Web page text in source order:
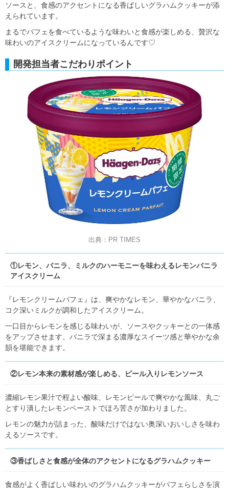
ソースと、食感のアクセントになる香ばしいグラハムクッキーが添
えられています。
まるでパフェを食べているような味わいと食感が楽しめる、贅沢な
味わいのアイスクリームになっているんです♡
開発担当者こだわりポイント
出典：PR TIMES
①レモン、バニラ、ミルクのハーモニーを味わえるレモンバニラ
アイスクリーム
『レモンクリームパフェ』は、爽やかなレモン、華やかなバニラ、
コク深いミルクが調和したアイスクリーム。
一口目からレモンを感じる味わいが、ソースやクッキーとの一体感
をアップさせます。バニラで深まる濃厚なスイーツ感と華やかな余
韻を堪能できます。
②レモン本来の素材感が楽しめる、ピール入りレモンソース
濃縮レモン果汁で程よい酸味、レモンピールで爽やかな風味、丸ご
とすり潰したレモンペーストでほろ苦さが加わりました。
レモンの魅力が詰まった、酸味だけではない奥深いおいしさを味わ
えるソースです。
③香ばしさと食感が全体のアクセントになるグラハムクッキー
食感がよく香ばしい味わいのグラハムクッキーがパフェらしさを演